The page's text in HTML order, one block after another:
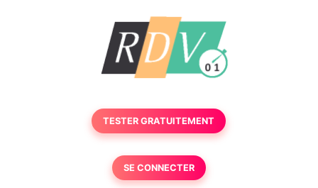
TESTER GRATUITEMENT
SE CONNECTER